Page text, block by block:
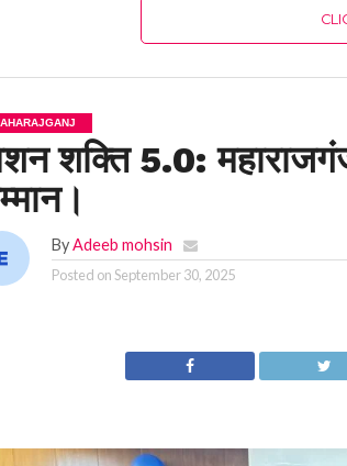
शक्ति 5.0:
ByAdeeb mohsin
Posted onSeptember 30, 2025